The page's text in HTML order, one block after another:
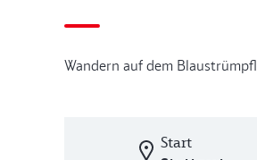
Wandern auf dem
Start